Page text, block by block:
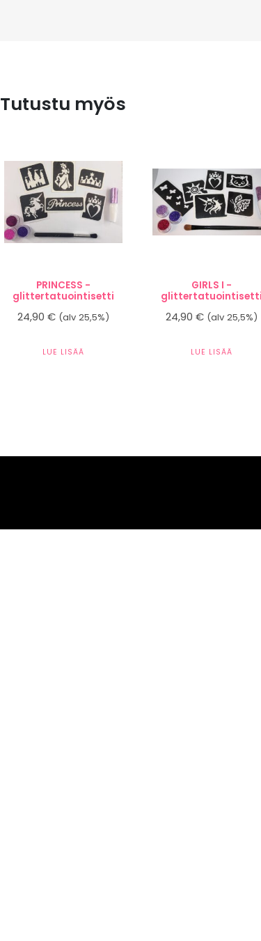
Tutustu myös
PRINCESS -
glittertatuointisetti
24,90 € (alv 25,5%)
LUE LISÄÄ
GIRLS I -
glittertatuointisetti
24,90€ (alv 25,5%)
LUE LISÄÄ